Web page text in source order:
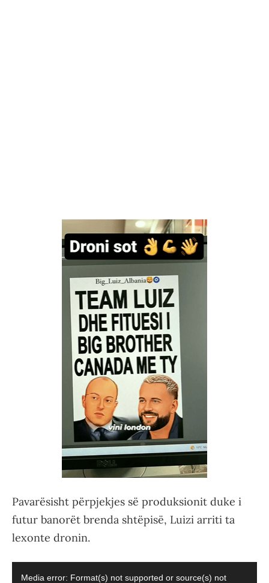
Pavarësisht përpjekjes së produksionit duke i
futur banorët brenda shtëpisë, Luizi arriti ta
lexonte dronin.
Media error: Format(s) not supported or source(s) not